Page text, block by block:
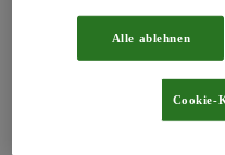
Alle ablehnen
Cookie-